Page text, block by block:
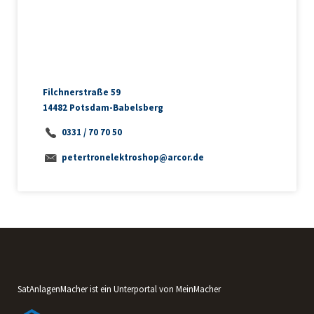
Filchnerstraße 59
14482 Potsdam-Babelsberg
0331 / 70 70 50
petertronelektroshop@arcor.de
SatAnlagenMacher ist ein Unterportal von MeinMacher